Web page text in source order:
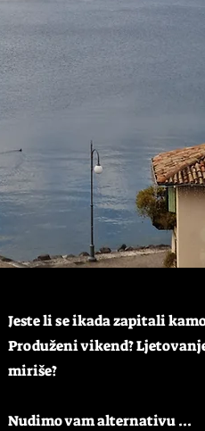
Jeste li se ikada zapitali
Produženi vikend?
miriše?
Nudimo vam alternativu ...